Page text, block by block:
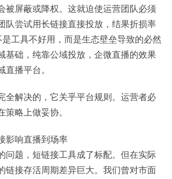
被屏蔽或降权。这就迫使运营团队必须
队尝试用长链接直接投放，结果折损率
工具不好用，而是生态壁垒导致的必然
基础，纯靠公域投放，企微直播的效果
播平台。
全解决的，它关乎平台规则。运营者必
略上做妥协。
影响直播到场率
问题，短链接工具成了标配。但在实际
链接存活周期差异巨大。我们曾对市面